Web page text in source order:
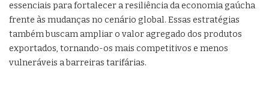
essenciais para fortalecer a resiliência da economia gaúcha
frente às mudanças no cenário global. Essas estratégias
também buscam ampliar o valor agregado dos produtos
exportados, tornando-os mais competitivos e menos
vulneráveis a barreiras tarifárias.